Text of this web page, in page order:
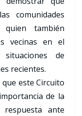
comunidades
quien también
vecinas en el
de
recientes.
este Circuito
de la
ante